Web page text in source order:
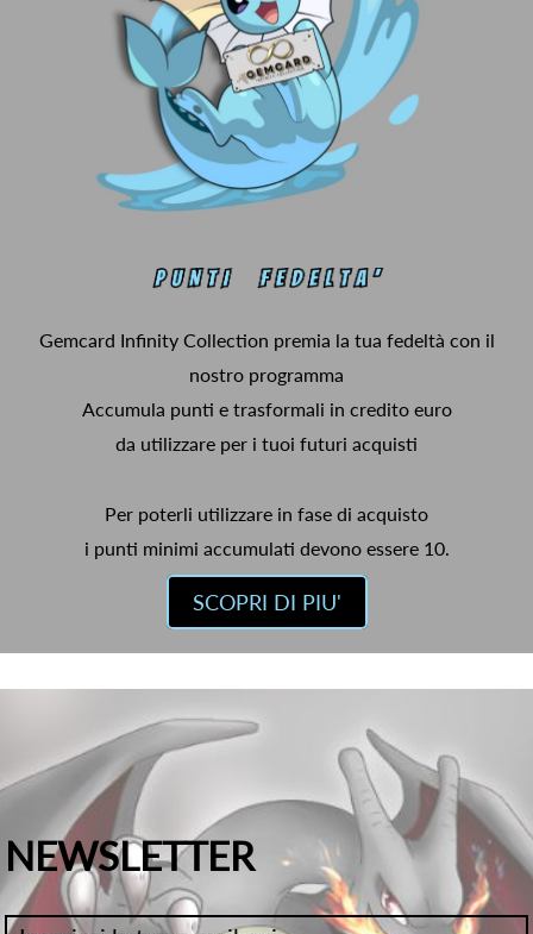
Gemcard Infinity Collection premia la tua fedeltà con il
nostro programma
Accumula punti e trasformali in credito euro
da utilizzare per i tuoi futuri acquisti
Per poterli utilizzare in fase di acquisto
i punti minimi accumulati devono essere 10.
SCOPRI DI PIU'
NEWSLETTER